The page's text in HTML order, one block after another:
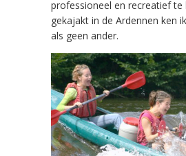
professioneel en recreatief te
gekajakt in de Ardennen ken
als geen ander.